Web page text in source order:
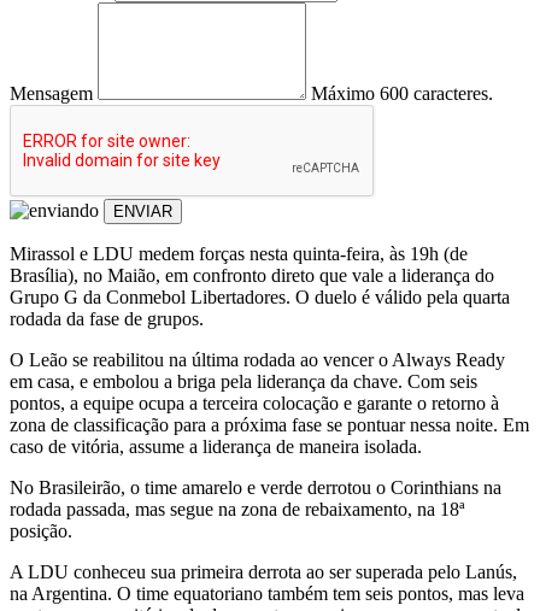
Mensagem Máximo 600 caracteres.
ENVIAR
Mirassol e LDU medem forças nesta quinta-feira, às 19h (de
Brasília), no Maião, em confronto direto que vale a liderança do
Grupo G da Conmebol Libertadores. O duelo é válido pela quarta
rodada da fase de grupos.
O Leão se reabilitou na última rodada ao vencer o Always Ready
em casa, e embolou a briga pela liderança da chave. Com seis
pontos, a equipe ocupa a terceira colocação e garante o retorno à
zona de classificação para a próxima fase se pontuar nessa noite. Em
caso de vitória, assume a liderança de maneira isolada.
No Brasileirão, o time amarelo e verde derrotou o Corinthians na
rodada passada, mas segue na zona de rebaixamento, na 18ª
posição.
A LDU conheceu sua primeira derrota ao ser superada pelo Lanús,
na Argentina. O time equatoriano também tem seis pontos, mas leva